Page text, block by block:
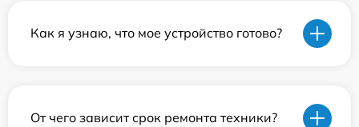
Как я узнаю, что мое устройство готово?
От чего зависит срок ремонта техники?